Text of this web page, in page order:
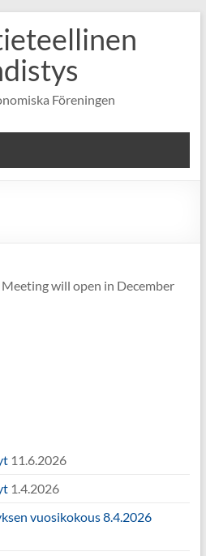
Föreningen
will open in December
11.6.2026
1.4.2026
vuosikokous 8.4.2026